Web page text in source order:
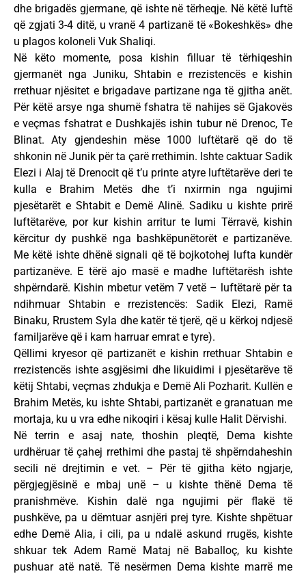
dhe brigadës gjermane, që ishte në tërheqje. Në këtë luftë
që zgjati 3-4 ditë, u vranë 4 partizanë të «Bokeshkës» dhe
u plagos koloneli Vuk Shaliqi.
Në këto momente, posa kishin filluar të tërhiqeshin
gjermanët nga Juniku, Shtabin e rrezistencës e kishin
rrethuar njësitet e brigadave partizane nga të gjitha anët.
Për këtë arsye nga shumë fshatra të nahijes së Gjakovës
e veçmas fshatrat e Dushkajës ishin tubur në Drenoc, Te
Blinat. Aty gjendeshin mëse 1000 luftëtarë që do të
shkonin në Junik për ta çarë rrethimin. Ishte caktuar Sadik
Elezi i Alaj të Drenocit që t’u printe atyre luftëtarëve deri te
kulla e Brahim Metës dhe t’i nxirrnin nga ngujimi
pjesëtarët e Shtabit e Demë Alinë. Sadiku u kishte prirë
luftëtarëve, por kur kishin arritur te lumi Tërravë, kishin
kërcitur dy pushkë nga bashkëpunëtorët e partizanëve.
Me këtë ishte dhënë signali që të bojkotohej lufta kundër
partizanëve. E tërë ajo masë e madhe luftëtarësh ishte
shpërndarë. Kishin mbetur vetëm 7 vetë – luftëtarë për ta
ndihmuar Shtabin e rrezistencës: Sadik Elezi, Ramë
Binaku, Rrustem Syla dhe katër të tjerë, që u kërkoj ndjesë
familjarëve që i kam harruar emrat e tyre).
Qëllimi kryesor që partizanët e kishin rrethuar Shtabin e
rrezistencës ishte asgjësimi dhe likuidimi i pjesëtarëve të
këtij Shtabi, veçmas zhdukja e Demë Ali Pozharit. Kullën e
Brahim Metës, ku ishte Shtabi, partizanët e granatuan me
mortaja, ku u vra edhe nikoqiri i kësaj kulle Halit Dërvishi.
Në terrin e asaj nate, thoshin pleqtë, Dema kishte
urdhëruar të çahej rrethimi dhe pastaj të shpërndaheshin
secili në drejtimin e vet. – Për të gjitha këto ngjarje,
përgjegjësinë e mbaj unë – u kishte thënë Dema të
pranishmëve. Kishin dalë nga ngujimi për flakë të
pushkëve, pa u dëmtuar asnjëri prej tyre. Kishte shpëtuar
edhe Demë Alia, i cili, pa u ndalë askund rrugës, kishte
shkuar tek Adem Ramë Mataj në Baballoç, ku kishte
pushuar atë natë. Të nesërmen Dema kishte marrë me